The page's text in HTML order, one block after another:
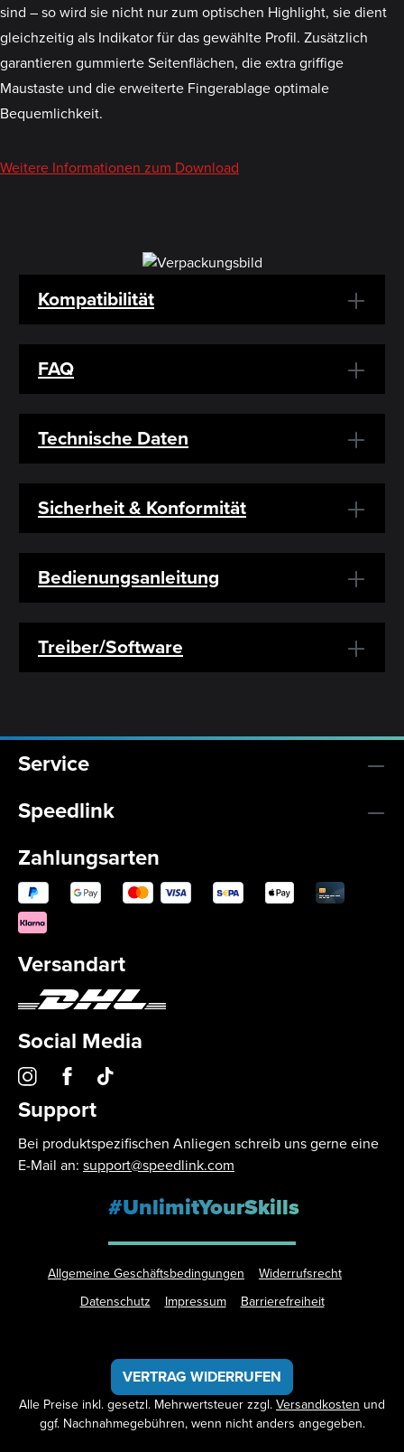
sind – so wird sie nicht nur zum optischen Highlight, sie dient
gleichzeitig als Indikator für das gewählte Profil. Zusätzlich
garantieren gummierte Seitenflächen, die extra griffige
Maustaste und die erweiterte Fingerablage optimale
Bequemlichkeit.
Weitere Informationen zum Download
Kompatibilität
FAQ
Technische Daten
Sicherheit & Konformität
Bedienungsanleitung
Treiber/Software
Service
Speedlink
Zahlungsarten
Versandart
Social Media
Support
Bei produktspezifischen Anliegen schreib uns gerne eine
E-Mail an: support@speedlink.com
#UnlimitYourSkills
Allgemeine Geschäftsbedingungen
Widerrufsrecht
Datenschutz
Impressum Barrierefreiheit
VERTRAG WIDERRUFEN
Alle Preise inkl. gesetzl. Mehrwertsteuer zzgl.Versandkosten und
ggf. Nachnahmegebühren, wenn nicht anders angegeben.